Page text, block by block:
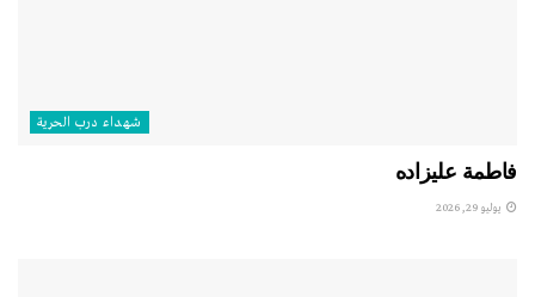
شهداء درب الحرية
فاطمة عليزاده
يوليو 29, 2026